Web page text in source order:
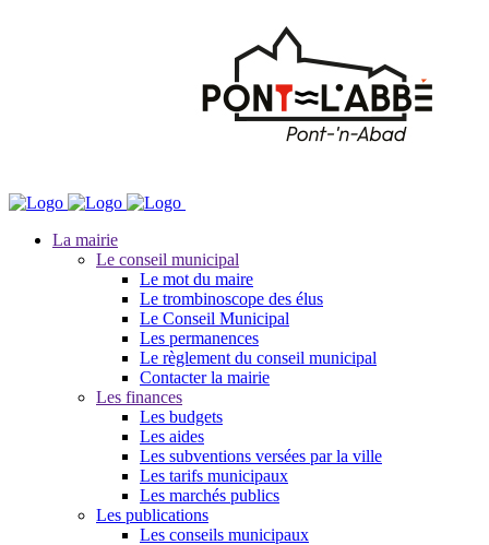
La mairie
Le conseil municipal
Le mot du maire
Le trombinoscope des élus
Le Conseil Municipal
Les permanences
Le règlement du conseil municipal
Contacter la mairie
Les finances
Les budgets
Les aides
Les subventions versées par la ville
Les tarifs municipaux
Les marchés publics
Les publications
Les conseils municipaux